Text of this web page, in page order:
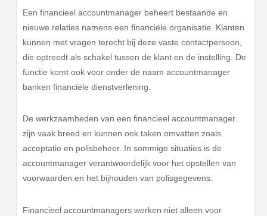
Een financieel accountmanager beheert bestaande en
nieuwe relaties namens een financiële organisatie. Klanten
kunnen met vragen terecht bij deze vaste contactpersoon,
die optreedt als schakel tussen de klant en de instelling. De
functie komt ook voor onder de naam accountmanager
banken financiële dienstverlening.
De werkzaamheden van een financieel accountmanager
zijn vaak breed en kunnen ook taken omvatten zoals
acceptatie en polisbeheer. In sommige situaties is de
accountmanager verantwoordelijk voor het opstellen van
voorwaarden en het bijhouden van polisgegevens.
Financieel accountmanagers werken niet alleen voor